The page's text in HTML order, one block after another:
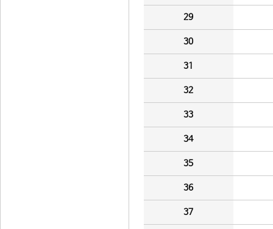
29
30
31
32
33
34
35
36
37